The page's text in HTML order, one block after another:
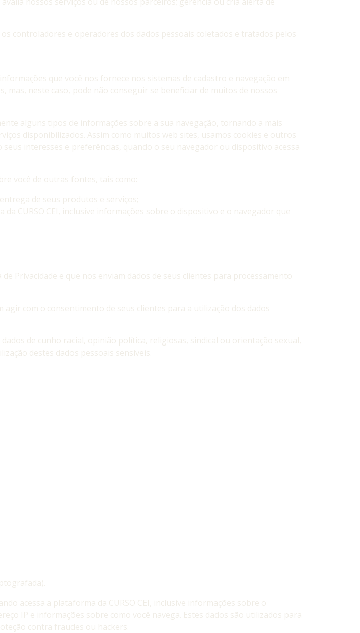
controladores e operadores dos dados pessoais coletados e tratados pelos
que você nos fornece nos sistemas de cadastro e navegação em
neste caso, pode não conseguir se beneficiar de muitos de nossos
alguns tipos de informações sobre a sua navegação, tornando a mais
disponibilizados. Assim como muitos web sites, usamos cookies e outros
interesses e preferências, quando o seu navegador ou dispositivo acessa
você de outras fontes, tais como:
de seus produtos e serviços;
CURSO CEI, inclusive informações sobre o dispositivo e o navegador que
Privacidade e que nos enviam dados de seus clientes para processamento
agir com o consentimento de seus clientes para a utilização dos dados
de cunho racial, opinião política, religiosas, sindical ou orientação sexual,
destes dados pessoais sensíveis.
acessa a plataforma da CURSO CEI, inclusive informações sobre o
IP e informações sobre como você navega. Estes dados são utilizados para
contra fraudes ou hackers.